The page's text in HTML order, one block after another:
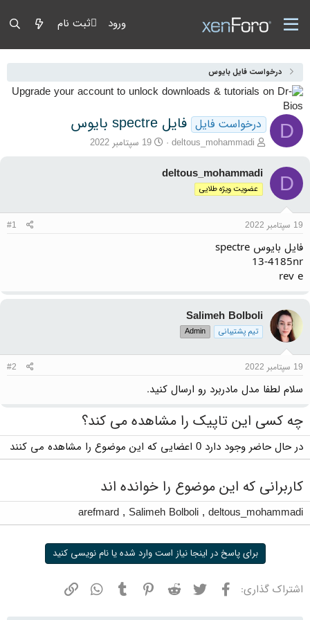
ورود ثبت نام
درخواست فایل بایوس
D درخواست فایل فایل spectre بایوس
آغازگر گفتمان
deltous_mohammadi تاریخ شروع
19 سپتامبر 2022
D
deltous_mohammadi
عضویت ویژه طلایی
19 سپتامبر 2022 #1
فایل بایوس spectre
13-4185nr
rev e
Salimeh Bolboli
تیم پشتیبانی Admin
19 سپتامبر 2022 #2
سلام لطفا مدل مادربرد رو ارسال کنید.
چه کسی این تاپیک را مشاهده می کند؟
در حال حاضر وجود دارد 0 اعضایی که این موضوع را مشاهده می کنند
کاربرانی که این موضوع را خوانده اند
deltous_mohammadi
,
Salimeh Bolboli
,
arefmard
برای پاسخ در اینجا نیاز است وارد شده یا نام نویسی کنید
اشتراک گذاری: فیسبوک توییتر ردیت پینترستتامبلر واتسپ